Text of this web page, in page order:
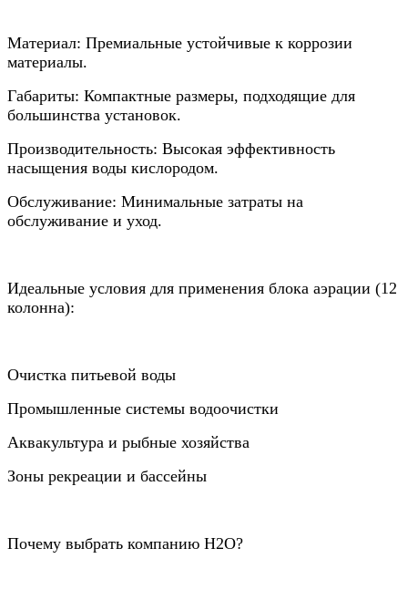
Материал: Премиальные устойчивые к коррозии
материалы.
Габариты: Компактные размеры, подходящие для
большинства установок.
Производительность: Высокая эффективность
насыщения воды кислородом.
Обслуживание: Минимальные затраты на
обслуживание и уход.
Идеальные условия для применения блока аэрации (12
колонна):
Очистка питьевой воды
Промышленные системы водоочистки
Аквакультура и рыбные хозяйства
Зоны рекреации и бассейны
Почему выбрать компанию Н2О?